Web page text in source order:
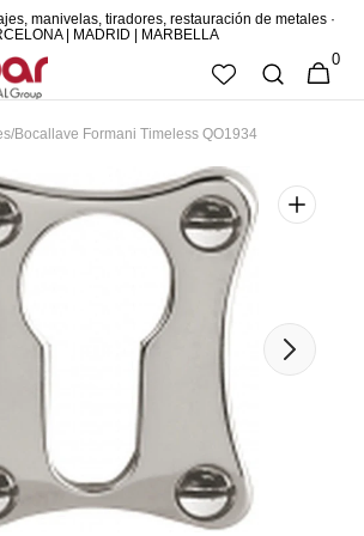
manivelas, tiradores, restauración de metales ·
| MADRID | MARBELLA
CESTA
0
/Bocallave Formani Timeless QO1934
galería